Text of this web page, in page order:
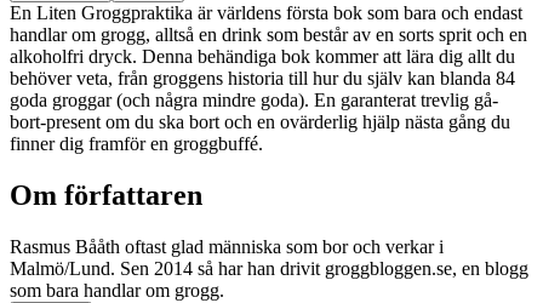
En Liten Groggpraktika är världens första bok som bara och endast
handlar om grogg, alltså en drink som består av en sorts sprit och en
alkoholfri dryck. Denna behändiga bok kommer att lära dig allt du
behöver veta, från groggens historia till hur du själv kan blanda 84
goda groggar (och några mindre goda). En garanterat trevlig gå-
bort-present om du ska bort och en ovärderlig hjälp nästa gång du
finner dig framför en groggbuffé.
Om författaren
Rasmus Bååth oftast glad människa som bor och verkar i
Malmö/Lund. Sen 2014 så har han drivit groggbloggen.se, en blogg
som bara handlar om grogg.